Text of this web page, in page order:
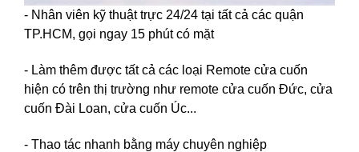
- Nhân viên kỹ thuật trực 24/24 tại tất cả các quận
TP.HCM, gọi ngay 15 phút có mặt
- Làm thêm được tất cả các loại Remote cửa cuốn
hiện có trên thị trường như remote cửa cuốn Đức, cửa
cuốn Đài Loan, cửa cuốn Úc...
- Thao tác nhanh bằng máy chuyên nghiệp